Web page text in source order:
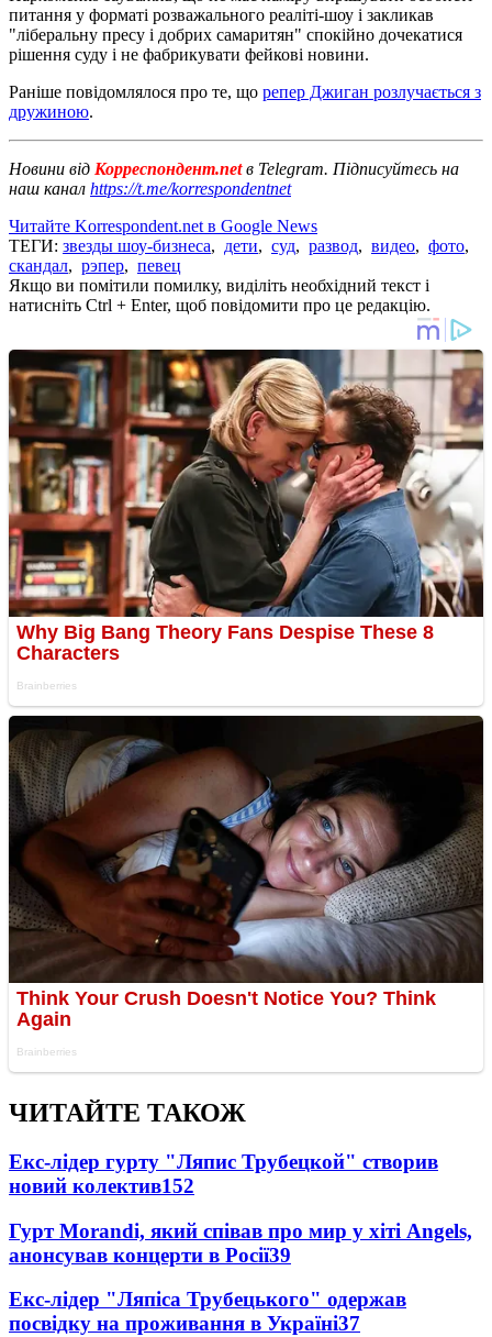
питання у форматі розважального реаліті-шоу і закликав
"ліберальну пресу і добрих самаритян" спокійно дочекатися
рішення суду і не фабрикувати фейкові новини.
Раніше повідомлялося про те, що репер Джиган розлучається з
дружиною.
Новини від Корреспондент.netв Telegram. Підписуйтесь на
наш канал https://t.me/korrespondentnet
Читайте Korrespondent.net в Google News
ТЕГИ: звезды шоу-бизнеса, дети, суд, развод, видео, фото,
скандал, рэпер, певец
Якщо ви помітили помилку, виділіть необхідний текст і
натисніть Ctrl + Enter, щоб повідомити про це редакцію.
ЧИТАЙТЕ ТАКОЖ
Екс-лідер гурту "Ляпис Трубецкой" створив
новий колектив152
Гурт Morandi, який співав про мир у хіті Angels,
анонсував концерти в Росії39
Екс-лідер "Ляпіса Трубецького" одержав
посвідку на проживання в Україні37